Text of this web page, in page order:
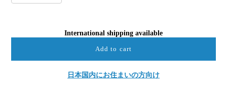
International shipping available
Add to cart
日本国内にお住まいの方向け